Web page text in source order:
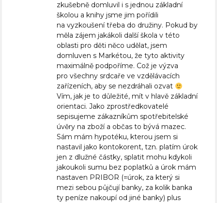
zkušebně domluvil i s jednou základní
školou a knihy jsme jim pořídili
na vyzkoušení třeba do družiny. Pokud by
měla zájem jakákoli další škola v této
oblasti pro děti něco udělat, jsem
domluven s Markétou, že tyto aktivity
maximálně podpoříme. Což je výzva
pro všechny srdcaře ve vzdělávacích
zařízeních, aby se nezdráhali ozvat
Vím, jak je to důležité, mít v hlavě základní
orientaci. Jako zprostředkovatelé
sepisujeme zákazníkům spotřebitelské
úvěry na zboží a občas to bývá mazec.
Sám mám hypotéku, kterou jsem si
nastavil jako kontokorent, tzn. platím úrok
jen z dlužné částky, splatit mohu kdykoli
jakoukoli sumu bez poplatků a úrok mám
nastaven PRIBOR (=úrok, za který si
mezi sebou půjčují banky, za kolik banka
ty peníze nakoupí od jiné banky) plus